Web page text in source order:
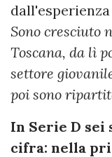
Sono cresciuto
Toscana, da lì
settore
poi sono
In Serie D sei
cifra: nella